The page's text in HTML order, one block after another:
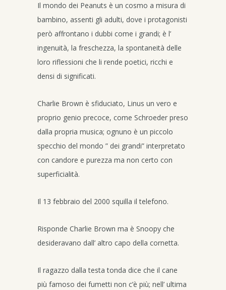
Il mondo dei Peanuts è un cosmo a misura di
bambino, assenti gli adulti, dove i protagonisti
però affrontano i dubbi come i grandi; è l’
ingenuità, la freschezza, la spontaneità delle
loro riflessioni che li rende poetici, ricchi e
densi di significati.
Charlie Brown è sfiduciato, Linus un vero e
proprio genio precoce, come Schroeder preso
dalla propria musica; ognuno è un piccolo
specchio del mondo ” dei grandi” interpretato
con candore e purezza ma non certo con
superficialità.
Il 13 febbraio del 2000 squilla il telefono.
Risponde Charlie Brown ma è Snoopy che
desideravano dall’ altro capo della cornetta.
Il ragazzo dalla testa tonda dice che il cane
più famoso dei fumetti non c’è più; nell’ ultima